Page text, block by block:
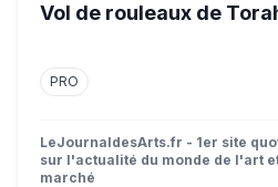
Vol de rouleaux de
PRO
LeJournaldesArts.fr - 1er site
sur l'actualité du monde de l'art
marché